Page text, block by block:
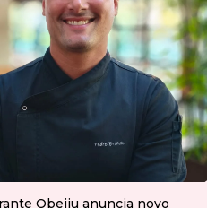
Obeiju anuncia novo